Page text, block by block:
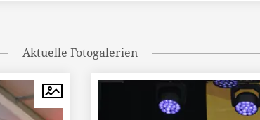
Aktuelle Fotogalerien